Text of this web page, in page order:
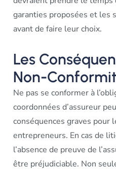
garanties proposées et les
avant de faire leur choix.
Les
Non-
Ne pas se conformer à
coordonnées d’assureur
conséquences graves pour
entrepreneurs. En cas de
l’absence de preuve de
être préjudiciable. Non